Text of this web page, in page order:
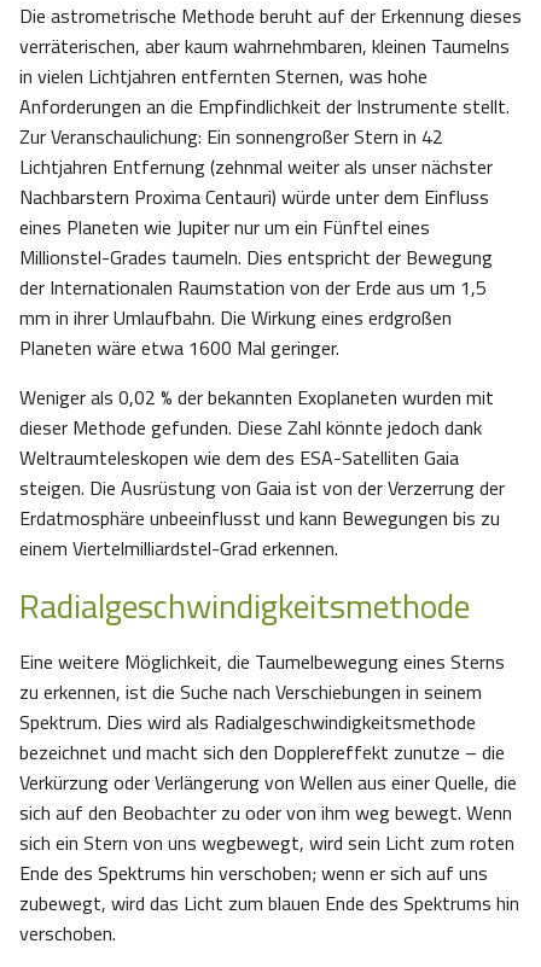
Die astrometrische Methode beruht auf der Erkennung dieses
verräterischen, aber kaum wahrnehmbaren, kleinen Taumelns
in vielen Lichtjahren entfernten Sternen, was hohe
Anforderungen an die Empfindlichkeit der Instrumente stellt.
Zur Veranschaulichung: Ein sonnengroßer Stern in 42
Lichtjahren Entfernung (zehnmal weiter als unser nächster
Nachbarstern Proxima Centauri) würde unter dem Einfluss
eines Planeten wie Jupiter nur um ein Fünftel eines
Millionstel-Grades taumeln. Dies entspricht der Bewegung
der Internationalen Raumstation von der Erde aus um 1,5
mm in ihrer Umlaufbahn. Die Wirkung eines erdgroßen
Planeten wäre etwa 1600 Mal geringer.
Weniger als 0,02 % der bekannten Exoplaneten wurden mit
dieser Methode gefunden. Diese Zahl könnte jedoch dank
Weltraumteleskopen wie dem des ESA-Satelliten Gaia
steigen. Die Ausrüstung von Gaia ist von der Verzerrung der
Erdatmosphäre unbeeinflusst und kann Bewegungen bis zu
einem Viertelmilliardstel-Grad erkennen.
Radialgeschwindigkeitsmethode
Eine weitere Möglichkeit, die Taumelbewegung eines Sterns
zu erkennen, ist die Suche nach Verschiebungen in seinem
Spektrum. Dies wird als Radialgeschwindigkeitsmethode
bezeichnet und macht sich den Dopplereffekt zunutze – die
Verkürzung oder Verlängerung von Wellen aus einer Quelle, die
sich auf den Beobachter zu oder von ihm weg bewegt. Wenn
sich ein Stern von uns wegbewegt, wird sein Licht zum roten
Ende des Spektrums hin verschoben; wenn er sich auf uns
zubewegt, wird das Licht zum blauen Ende des Spektrums hin
verschoben.